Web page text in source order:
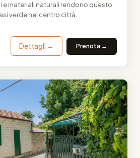
e materiali naturali rendono questo
verde nel centro città.
Dettagli → Prenota →